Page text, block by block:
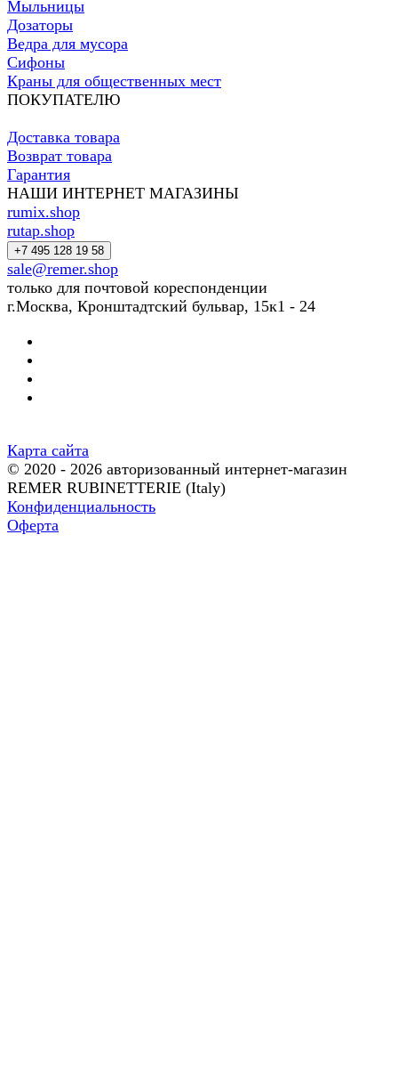
Мыльницы
Дозаторы
Ведра для мусора
Сифоны
Краны для общественных мест
ПОКУПАТЕЛЮ
Доставка товара
Возврат товара
Гарантия
НАШИ ИНТЕРНЕТ МАГАЗИНЫ
rumix.shop
rutap.shop
+7 495 128 19 58
sale@remer.shop
только для почтовой кореспонденции
г.Москва, Кронштадтский бульвар, 15к1 - 24
Карта сайта
© 2020 - 2026 авторизованный интернет-магазин
REMER RUBINETTERIE (Italy)
Конфиденциальность
Оферта